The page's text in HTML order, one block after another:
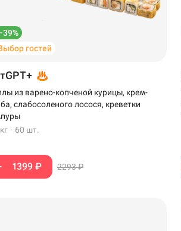
гостей
из варено-копченой курицы, крем-
слабосоленого лосося, креветки
· 60 шт.
1399 ₽ 2293 ₽